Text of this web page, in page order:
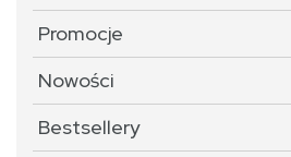
Promocje
Nowości
Bestsellery